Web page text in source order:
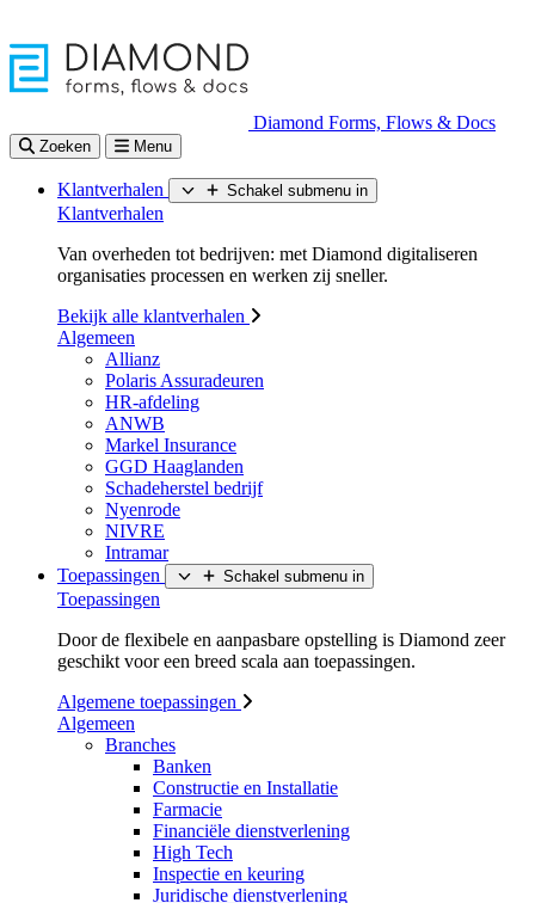
Diamond Forms, Flows & Docs
Zoeken Menu
Klantverhalen Schakel submenu in
Klantverhalen
Van overheden tot bedrijven: met Diamond digitaliseren
organisaties processen en werken zij sneller.
Bekijk alle klantverhalen
Algemeen
Allianz
Polaris Assuradeuren
HR-afdeling
ANWB
Markel Insurance
GGD Haaglanden
Schadeherstel bedrijf
Nyenrode
NIVRE
Intramar
Toepassingen
Schakel submenu in
Toepassingen
Door de flexibele en aanpasbare opstelling is Diamond zeer
geschikt voor een breed scala aan toepassingen.
Algemene toepassingen
Algemeen
Branches
Banken
Constructie en Installatie
Farmacie
Financiële dienstverlening
High Tech
Inspectie en keuring
Juridische dienstverlening